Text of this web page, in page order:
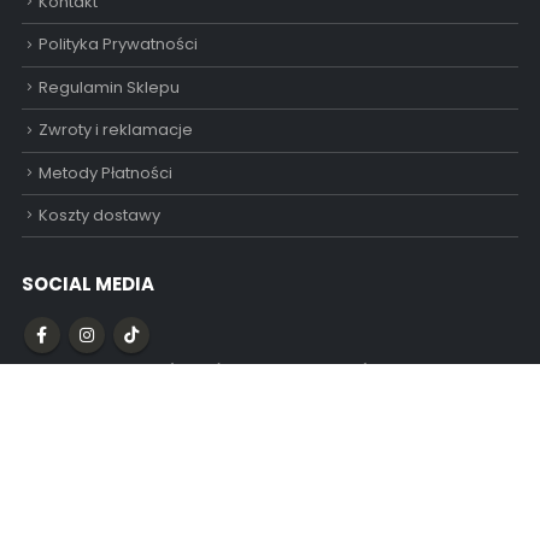
Polityka Prywatności
Regulamin Sklepu
Zwroty i reklamacje
Metody Płatności
Koszty dostawy
SOCIAL MEDIA
Obserwuj nas aby śledzić promocje i nowości!